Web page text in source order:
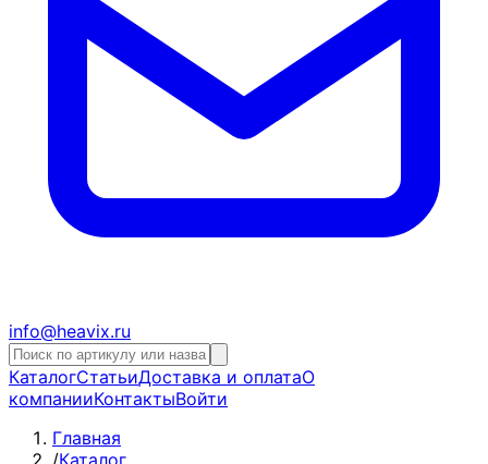
info@heavix.ru
КаталогСтатьиДоставка и оплатаО
компанииКонтактыВойти
Главная
/Каталог